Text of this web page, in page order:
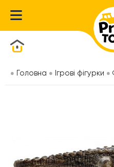
Головна Ігрові фігурки
Каталог товарів